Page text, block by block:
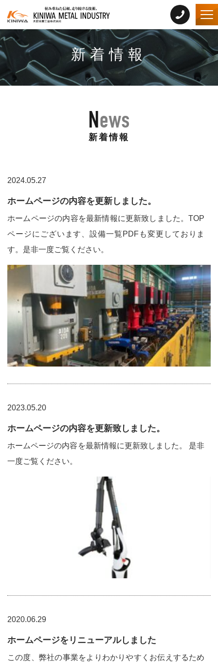
新着情報
News
新着情報
2024.05.27
ホームページの内容を更新しました。
ホームページの内容を最新情報に更新致しました。TOP
ページにございます、設備一覧PDFも変更しておりま
す。是非一度ご覧ください。
2023.05.20
ホームページの内容を更新致しました。
ホームページの内容を最新情報に更新致しました。 是非
一度ご覧ください。
2020.06.29
ホームページをリニューアルしました
この度、弊社の事業をよりわかりやすくお伝えするため